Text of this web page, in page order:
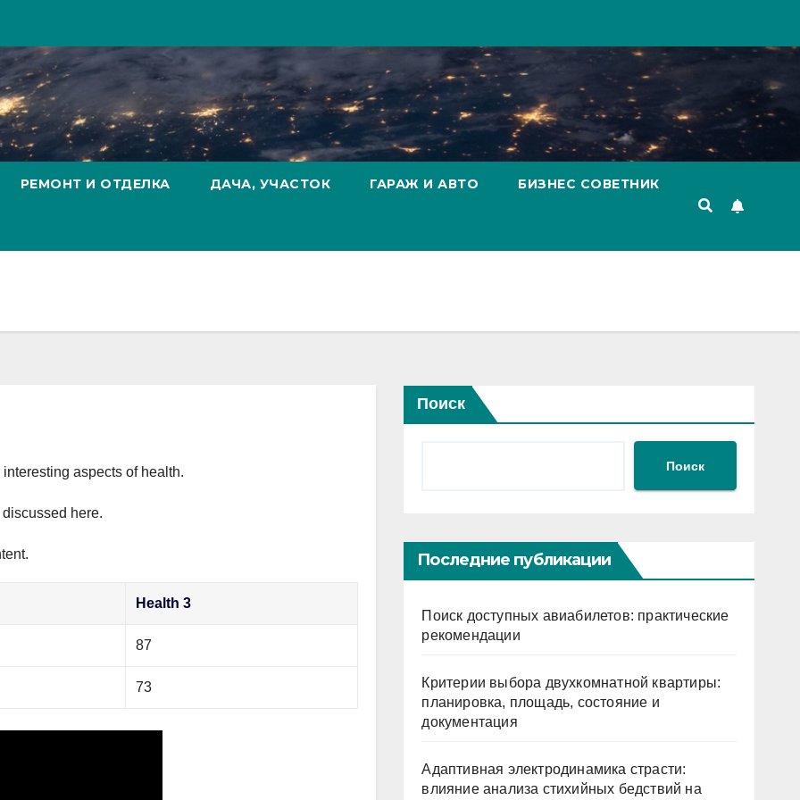
РЕМОНТ И ОТДЕЛКА ДАЧА, УЧАСТОК ГАРАЖ И АВТО БИЗНЕС СОВЕТНИК
aspects of health.
here.
Health 3
87
73
Поиск
Поиск
Последние публикации
Поиск доступных авиабилетов: практические
рекомендации
Критерии выбора двухкомнатной квартиры:
планировка, площадь, состояние и
документация
Адаптивная электродинамика страсти:
влияние анализа стихийных бедствий на